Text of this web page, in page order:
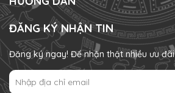
ĐĂNG KÝ NHẬN TIN
Đăng ký ngay! Để nhận thật nhiều ưu đãi